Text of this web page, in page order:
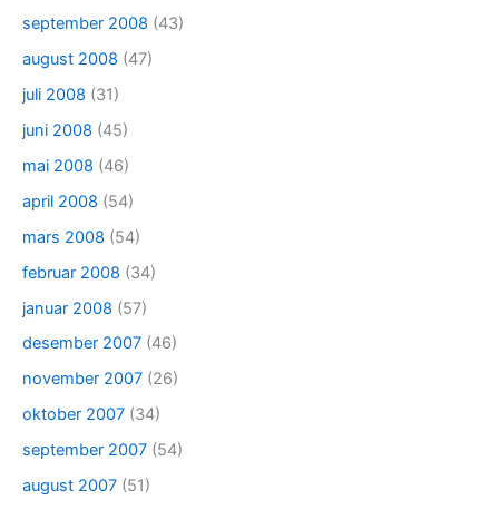
september 2008 (43)
august 2008 (47)
juli 2008 (31)
juni 2008 (45)
mai 2008 (46)
april 2008 (54)
mars 2008 (54)
februar 2008 (34)
januar 2008 (57)
desember 2007 (46)
november 2007 (26)
oktober 2007 (34)
september 2007 (54)
august 2007 (51)